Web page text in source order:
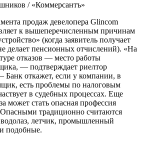
/ «Коммерсантъ»
продаж девелопера Glincom
к вышеперечисленным причинам
(когда заявитель получает
делает пенсионных отчислений). «На
отказов — место работы
— подтверждает риелтор
Банк откажет, если у компании, в
есть проблемы по налоговым
в судебных процессах. Еще
может стать опасная профессия
традиционно считаются
летчик, промышленный
подобные.